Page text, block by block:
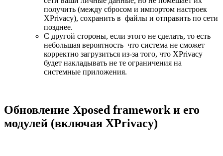
получить (между сбросом и импортом настроек
XPrivacy), сохранить в файлы и отправить по сети
позднее.
С другой стороны, если этого не сделать, то есть
небольшая вероятность что система не сможет
корректно загрузиться из-за того, что XPrivacy
будет накладывать не те ограничения на
системные приложения.
Обновление Xposed framework и его
модулей (включая XPrivacy)